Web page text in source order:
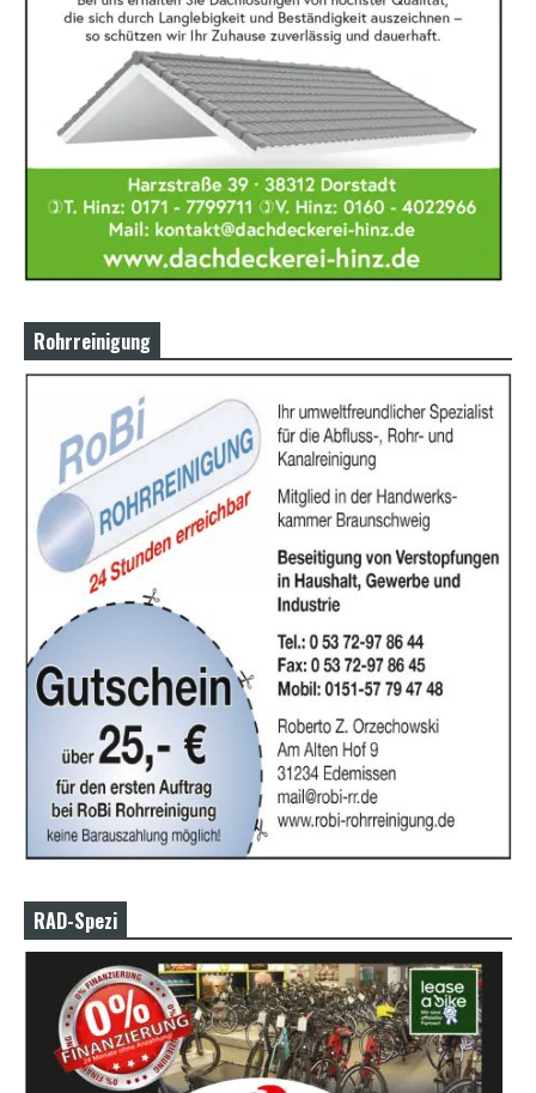
Rohrreinigung
RAD-Spezi